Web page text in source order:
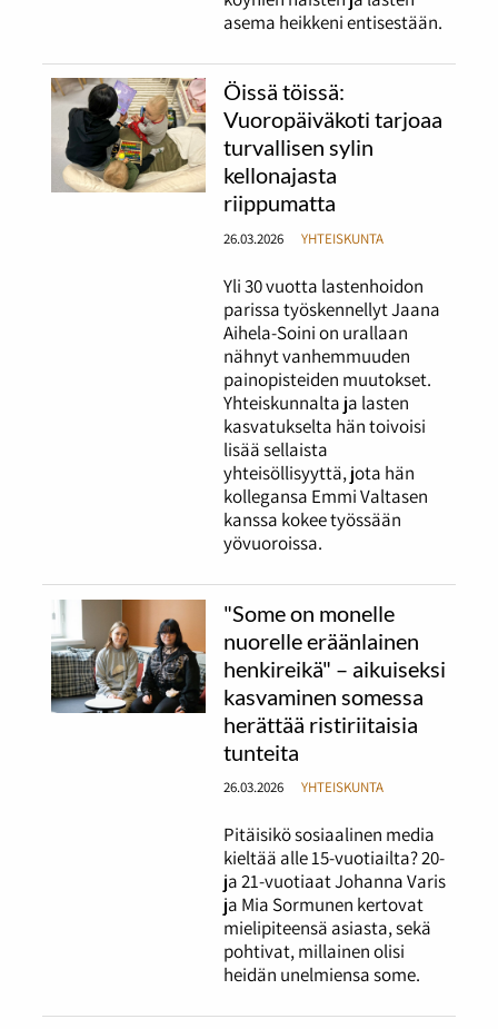
asema heikkeni entisestään.
Öissä töissä:
Vuoropäiväkoti tarjoaa
turvallisen sylin
kellonajasta
riippumatta
26.03.2026 YHTEISKUNTA
Yli 30 vuotta lastenhoidon
parissa työskennellyt Jaana
Aihela-Soini on urallaan
nähnyt vanhemmuuden
painopisteiden muutokset.
Yhteiskunnalta ja lasten
kasvatukselta hän toivoisi
lisää sellaista
yhteisöllisyyttä, jota hän
kollegansa Emmi Valtasen
kanssa kokee työssään
yövuoroissa.
"Some on monelle
nuorelle eräänlainen
henkireikä" – aikuiseksi
kasvaminen somessa
herättää ristiriitaisia
tunteita
26.03.2026 YHTEISKUNTA
Pitäisikö sosiaalinen media
kieltää alle 15-vuotiailta? 20-
ja 21-vuotiaat Johanna Varis
ja Mia Sormunen kertovat
mielipiteensä asiasta, sekä
pohtivat, millainen olisi
heidän unelmiensa some.